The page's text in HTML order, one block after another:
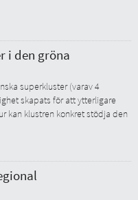
i den gröna
superkluster (varav 4
skapats för att ytterligare
kan klustren konkret stödja den